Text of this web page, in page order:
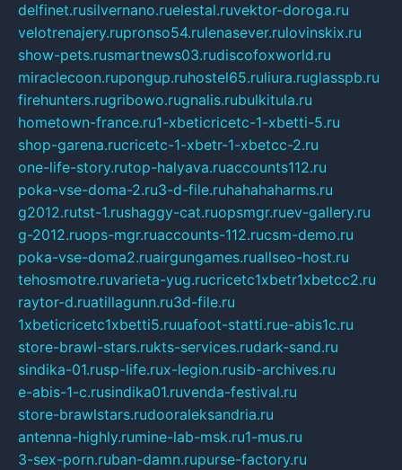
delfinet.rusilvernano.ruelestal.ruvektor-doroga.ru
velotrenajery.rupronso54.rulenasever.rulovinskix.ru
show-pets.rusmartnews03.rudiscofoxworld.ru
miraclecoon.rupongup.ruhostel65.ruliura.ruglasspb.ru
firehunters.rugribowo.rugnalis.rubulkitula.ru
hometown-france.ru1-xbeticricetc-1-xbetti-5.ru
shop-garena.rucricetc-1-xbetr-1-xbetcc-2.ru
one-life-story.rutop-halyava.ruaccounts112.ru
poka-vse-doma-2.ru3-d-file.ruhahahaharms.ru
g2012.rutst-1.rushaggy-cat.ruopsmgr.ruev-gallery.ru
g-2012.ruops-mgr.ruaccounts-112.rucsm-demo.ru
poka-vse-doma2.ruairgungames.ruallseo-host.ru
tehosmotre.ruvarieta-yug.rucricetc1xbetr1xbetcc2.ru
raytor-d.ruatillagunn.ru3d-file.ru
1xbeticricetc1xbetti5.ruuafoot-statti.rue-abis1c.ru
store-brawl-stars.rukts-services.rudark-sand.ru
sindika-01.rusp-life.rux-legion.rusib-archives.ru
e-abis-1-c.rusindika01.ruvenda-festival.ru
store-brawlstars.rudooraleksandria.ru
antenna-highly.rumine-lab-msk.ru1-mus.ru
3-sex-porn.ruban-damn.rupurse-factory.ru